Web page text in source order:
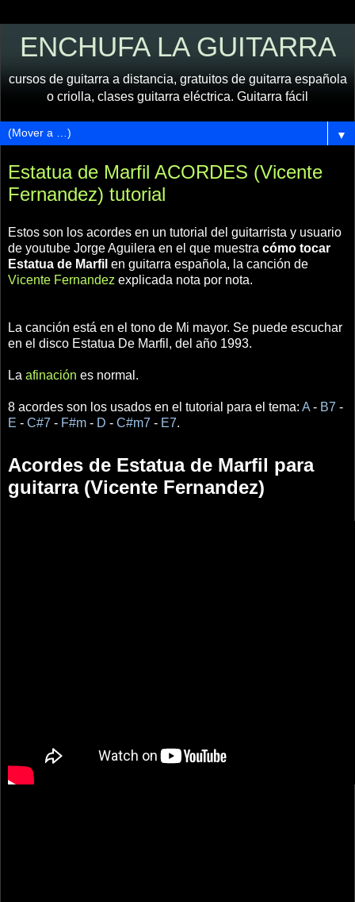
ENCHUFA LA GUITARRA
cursos de guitarra a distancia, gratuitos de guitarra española
o criolla, clases guitarra eléctrica. Guitarra fácil
▼
Estatua de Marfil ACORDES (Vicente
Fernandez) tutorial
Estos son los acordes en un tutorial del guitarrista y usuario
de youtube Jorge Aguilera en el que muestra cómo tocar
Estatua de Marfil en guitarra española, la canción de
Vicente Fernandez explicada nota por nota.
La canción está en el tono de Mi mayor. Se puede escuchar
en el disco Estatua De Marfil, del año 1993.
La afinación es normal.
8 acordes son los usados en el tutorial para el tema: A - B7 -
E - C#7 - F#m - D - C#m7 - E7.
Acordes de Estatua de Marfil para
guitarra (Vicente Fernandez)